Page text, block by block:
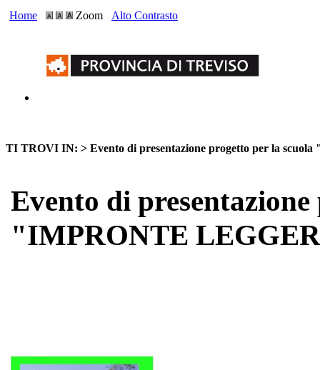
Home Zoom Alto Contrasto
TI TROVI IN: > Evento di presentazione progetto per la
Evento di
"IMPRONTE